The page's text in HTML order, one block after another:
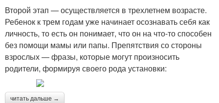
Второй этап — осуществляется в трехлетнем возрасте.
Ребенок к трем годам уже начинает осознавать себя как
личность, то есть он понимает, что он на что-то способен
без помощи мамы или папы. Препятствия со стороны
взрослых — фразы, которые могут произносить
родители, формируя своего рода установки:
читать дальше →